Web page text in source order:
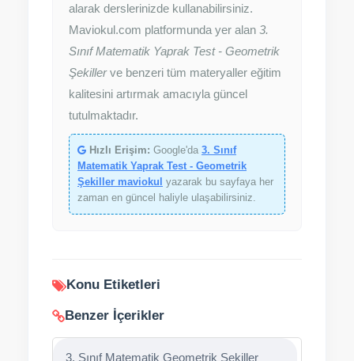
alarak derslerinizde kullanabilirsiniz.
Maviokul.com platformunda yer alan 3.
Sınıf Matematik Yaprak Test - Geometrik
Şekillerve benzeri tüm materyaller eğitim
kalitesini artırmak amacıyla güncel
tutulmaktadır.
Hızlı Erişim: Google'da 3. Sınıf
Matematik Yaprak Test - Geometrik
Şekiller maviokul yazarak bu sayfaya her
zaman en güncel haliyle ulaşabilirsiniz.
Konu Etiketleri
Benzer İçerikler
3. Sınıf Matematik Geometrik Şekiller